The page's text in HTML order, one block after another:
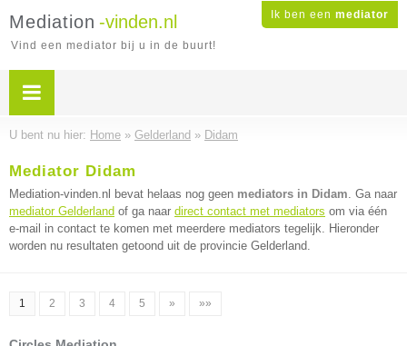
Ik ben een mediator
Mediation -vinden.nl
Vind een mediator bij u in de buurt!
U bent nu hier: Home » Gelderland » Didam
Mediator Didam
Mediation-vinden.nl bevat helaas nog geen mediators in Didam. Ga naar
mediator Gelderland of ga naar direct contact met mediators om via één
e-mail in contact te komen met meerdere mediators tegelijk. Hieronder
worden nu resultaten getoond uit de provincie Gelderland.
1 2 3 4 5 » »»